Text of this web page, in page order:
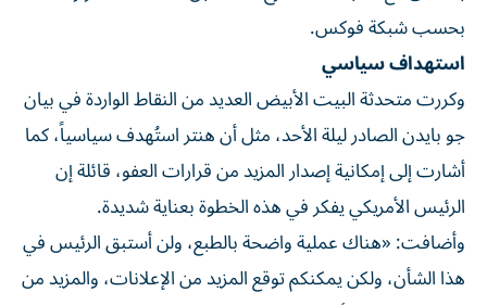
بحسب شبكة فوكس.
استهداف سياسي
وكررت متحدثة البيت الأبيض العديد من النقاط الواردة في بيان
جو بايدن الصادر ليلة الأحد، مثل أن هنتر استُهدف سياسياً، كما
أشارت إلى إمكانية إصدار المزيد من قرارات العفو، قائلة إن
الرئيس الأمريكي يفكر في هذه الخطوة بعناية شديدة.
وأضافت: «هناك عملية واضحة بالطبع، ولن أستبق الرئيس في
هذا الشأن، ولكن يمكنكم توقع المزيد من الإعلانات، والمزيد من